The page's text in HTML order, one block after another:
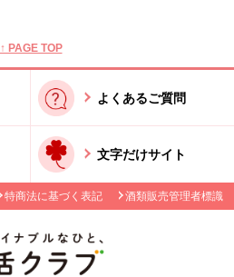
↑ PAGE TOP
よくあるご質問
文字だけサイト
特商法に基づく表記 酒類販売管理者標識